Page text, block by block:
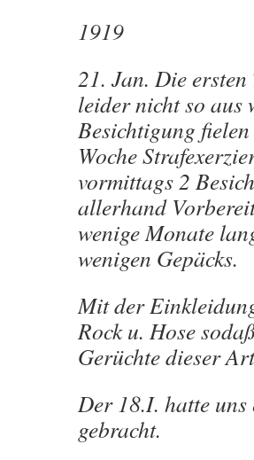
1919
21. Jan. Die ersten
leider nicht so aus
Besichtigung
Woche
vormittags 2
allerhand
wenige Monate
wenigen Gepäcks.
Mit der
Rock u. Hose
Gerüchte dieser
Der 18.I. hatte
gebracht.